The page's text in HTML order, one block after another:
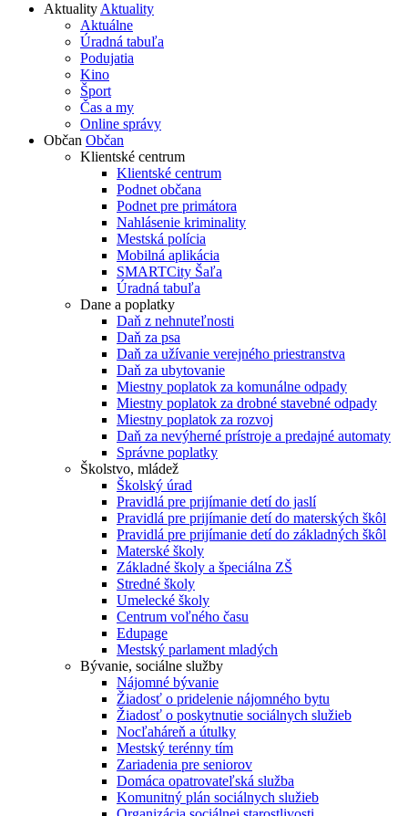
AktualityAktuality
Aktuálne
Úradná tabuľa
Podujatia
Kino
Šport
Čas a my
Online správy
Občan Občan
Klientské centrum
Klientské centrum
Podnet občana
Podnet pre primátora
Nahlásenie kriminality
Mestská polícia
Mobilná aplikácia
SMARTCity Šaľa
Úradná tabuľa
Dane a poplatky
Daň z nehnuteľnosti
Daň za psa
Daň za užívanie verejného priestranstva
Daň za ubytovanie
Miestny poplatok za komunálne odpady
Miestny poplatok za drobné stavebné odpady
Miestny poplatok za rozvoj
Daň za nevýherné prístroje a predajné automaty
Správne poplatky
Školstvo, mládež
Školský úrad
Pravidlá pre prijímanie detí do jaslí
Pravidlá pre prijímanie detí do materských škôl
Pravidlá pre prijímanie detí do základných škôl
Materské školy
Základné školy a špeciálna ZŠ
Stredné školy
Umelecké školy
Centrum voľného času
Edupage
Mestský parlament mladých
Bývanie, sociálne služby
Nájomné bývanie
Žiadosť o pridelenie nájomného bytu
Žiadosť o poskytnutie sociálnych služieb
Nocľaháreň a útulky
Mestský terénny tím
Zariadenia pre seniorov
Domáca opatrovateľská služba
Komunitný plán sociálnych služieb